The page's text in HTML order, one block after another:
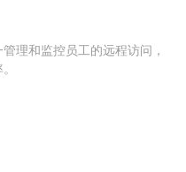
理和监控员工的远程访问，